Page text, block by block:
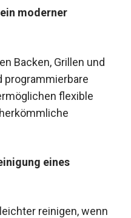
moderner
Backen, Grillen und
programmierbare
flexible
eines
reinigen, wenn